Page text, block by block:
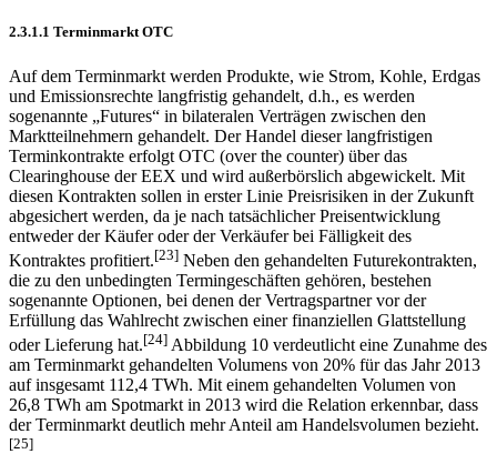
2.3.1.1 Terminmarkt OTC
Auf dem Terminmarkt werden Produkte, wie Strom, Kohle, Erdgas
und Emissionsrechte langfristig gehandelt, d.h., es werden
sogenannte „Futures“ in bilateralen Verträgen zwischen den
Marktteilnehmern gehandelt. Der Handel dieser langfristigen
Terminkontrakte erfolgt OTC (over the counter) über das
Clearinghouse der EEX und wird außerbörslich abgewickelt. Mit
diesen Kontrakten sollen in erster Linie Preisrisiken in der Zukunft
abgesichert werden, da je nach tatsächlicher Preisentwicklung
entweder der Käufer oder der Verkäufer bei Fälligkeit des
Kontraktes profitiert.[23] Neben den gehandelten Futurekontrakten,
die zu den unbedingten Termingeschäften gehören, bestehen
sogenannte Optionen, bei denen der Vertragspartner vor der
Erfüllung das Wahlrecht zwischen einer finanziellen Glattstellung
oder Lieferung hat.[24] Abbildung 10 verdeutlicht eine Zunahme des
am Terminmarkt gehandelten Volumens von 20% für das Jahr 2013
auf insgesamt 112,4 TWh. Mit einem gehandelten Volumen von
26,8 TWh am Spotmarkt in 2013 wird die Relation erkennbar, dass
der Terminmarkt deutlich mehr Anteil am Handelsvolumen bezieht.
[25]